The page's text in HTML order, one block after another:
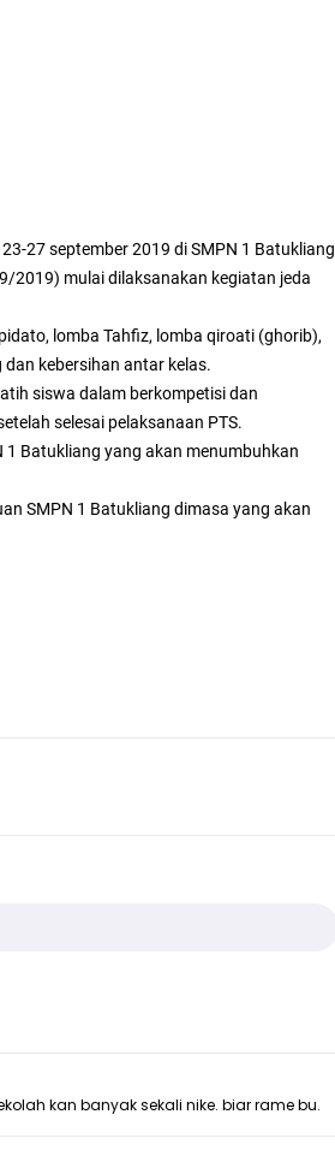
27 september 2019 di SMPN 1 Batukliang
2019) mulai dilaksanakan kegiatan jeda
lomba Tahfiz, lomba qiroati (ghorib),
kebersihan antar kelas.
siswa dalam berkompetisi dan
selesai pelaksanaan PTS.
1 Batukliang yang akan menumbuhkan
SMPN 1 Batukliang dimasa yang akan
kan banyak sekali nike. biar rame bu.